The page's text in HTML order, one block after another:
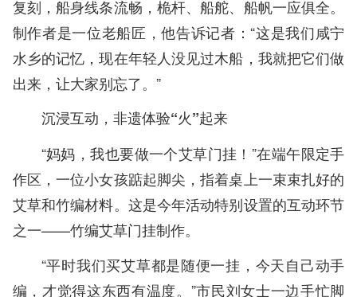
复刻，船身线条流畅，桅杆、船舵、船帆一应俱全。
制作者是一位老船匠，他告诉记者：“这是我们咸宁
水乡的记忆，现在年轻人没见过木船，我就把它们做
出来，让大家别忘了。”
沉浸互动，非遗体验“火”起来
“妈妈，我也要做一个艾草门挂！”在端午限定手
作区，一位小女孩踮起脚尖，指着桌上一束束扎好的
艾草和竹编材料。这是今年活动特别设置的互动环节
之一——竹编艾草门挂制作。
“平时我们买艾草都是随便一挂，今天自己动手
编，才觉得这东西有温度。”市民刘女士一边手忙脚